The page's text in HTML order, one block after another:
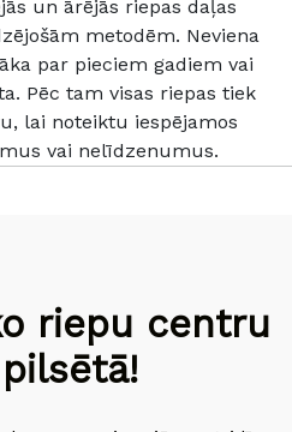
un ārējās riepas daļas
metodēm. Neviena
par pieciem gadiem vai
Pēc tam visas riepas tiek
lai noteiktu iespējamos
vai nelīdzenumus.
riepu centru